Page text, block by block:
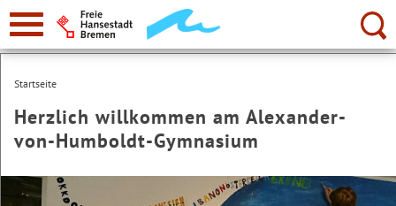
zur
Navigation
Suche:
Startseite
Herzlich willkommen am Alexander-
von-Humboldt-Gymnasium